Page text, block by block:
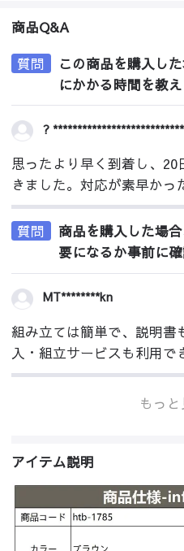
商品Q&A
質問
この商品を購入し
にかかる時間を教え
?
思ったより早く到着し、20
きました。対応が素早かっ
質問
商品を購入した場
要になるか事前に
MT********kn
組み立ては簡単で、説明書
入・組立サービスも利用で
もっと
アイテム説明